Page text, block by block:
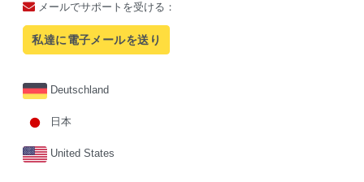
メールでサポートを受ける：
私達に電子メールを送り
Deutschland
日本
United States